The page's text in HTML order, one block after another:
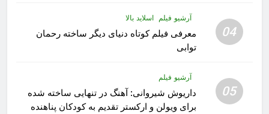
04
آرشیو فیلم اسلاید بالا
معرفی فیلم کوتاه دنیای دیگر ساخته رحمان
توابی
05
آرشیو فیلم
داریوش شیروانی: آهنگ در تنهایی ساخته شده
برای ویولن و ارکستر تقدیم به کودکان پناهنده